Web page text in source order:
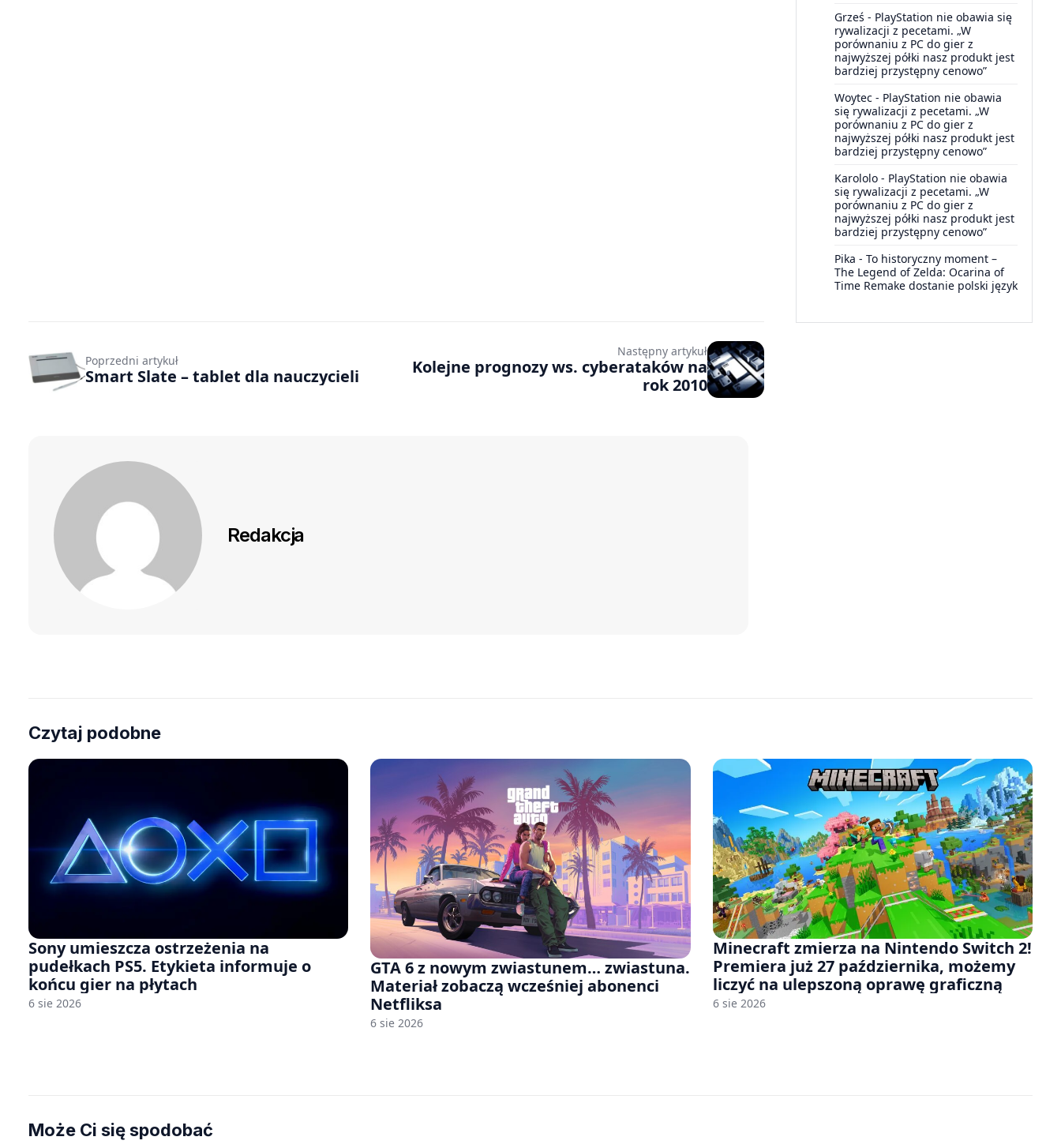
Grześ - PlayStation nie obawia się
rywalizacji z pecetami. „W
porównaniu z PC do gier z
najwyższej półki nasz produkt jest
bardziej przystępny cenowo”
Woytec - PlayStation nie obawia
się rywalizacji z pecetami. „W
porównaniu z PC do gier z
najwyższej półki nasz produkt jest
bardziej przystępny cenowo”
Karololo - PlayStation nie obawia
się rywalizacji z pecetami. „W
porównaniu z PC do gier z
najwyższej półki nasz produkt jest
bardziej przystępny cenowo”
Pika - To historyczny moment –
The Legend of Zelda: Ocarina of
Time Remake dostanie polski język
Poprzedni artykuł
Smart Slate – tablet dla nauczycieli
Następny artykuł
Kolejne prognozy ws. cyberataków na
rok 2010
Redakcja
Czytaj podobne
Sony umieszcza ostrzeżenia na
pudełkach PS5. Etykieta informuje o
końcu gier na płytach
6 sie 2026
GTA 6 z nowym zwiastunem… zwiastuna.
Materiał zobaczą wcześniej abonenci
Netfliksa
6 sie 2026
Minecraft zmierza na Nintendo Switch 2!
Premiera już 27 października, możemy
liczyć na ulepszoną oprawę graficzną
6 sie 2026
Może Ci się spodobać